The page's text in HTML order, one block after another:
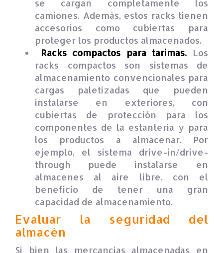
se cargan completamente los
camiones. Además, estos racks tienen
accesorios como cubiertas para
proteger los productos almacenados.
Racks compactos para tarimas. Los
racks compactos son sistemas de
almacenamiento convencionales para
cargas paletizadas que pueden
instalarse en exteriores, con
cubiertas de protección para los
componentes de la estantería y para
los productos a almacenar. Por
ejemplo, el sistema drive-in/drive-
through puede instalarse en
almacenes al aire libre, con el
beneficio de tener una gran
capacidad de almacenamiento.
Evaluar la seguridad del
almacén
Si bien las mercancías almacenadas en